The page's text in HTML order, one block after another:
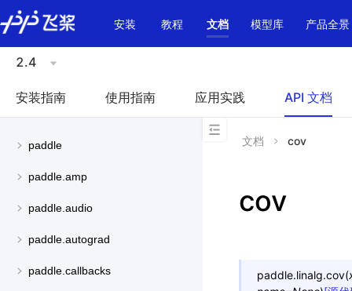
\u200E
安装
教程 文档 模型库 产品全景
2.4
安装指南 使用指南 应用实践 API 文档
paddle
paddle.amp
paddle.audio
paddle.autograd
paddle.callbacks
文档 cov
cov
paddle.linalg.cov(